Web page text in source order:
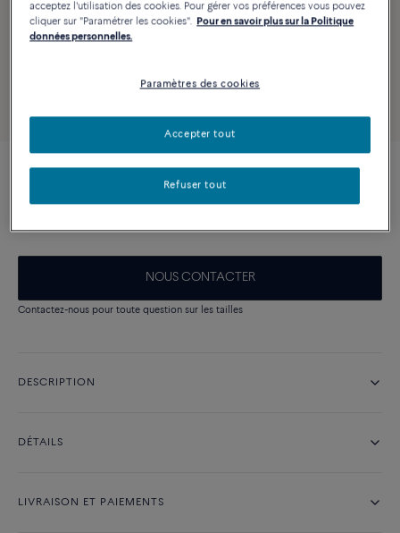
NOUS CONTACTER
Contactez-nous pour toute question sur les tailles
DESCRIPTION
DÉTAILS
LIVRAISON ET PAIEMENTS
acceptez l'utilisation des cookies. Pour gérer vos préférences vous pouvez
cliquer sur "Paramétrer les cookies". Pour en savoir plus sur la Politique
données personnelles.
Paramètres des cookies
Refuser tout
Accepter tout